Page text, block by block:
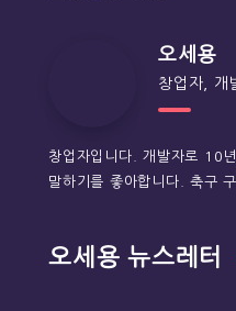
오세용
창업자, 개
창업자입니다. 개발자로 10
말하기를 좋아합니다. 축구
오세용 뉴스레터